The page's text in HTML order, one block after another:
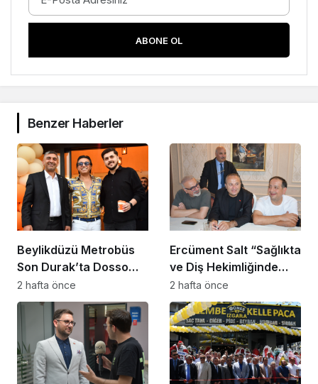
ABONE OL
Benzer Haberler
Beylikdüzü Metrobüs
Son Durak’ta Dosso
Dossi Coffee coşkusu
2 hafta önce
Ercüment Salt “Sağlıkta
ve Diş Hekimliğinde
Dünya Çok Önemli
Noktaya Geldi”
2 hafta önce